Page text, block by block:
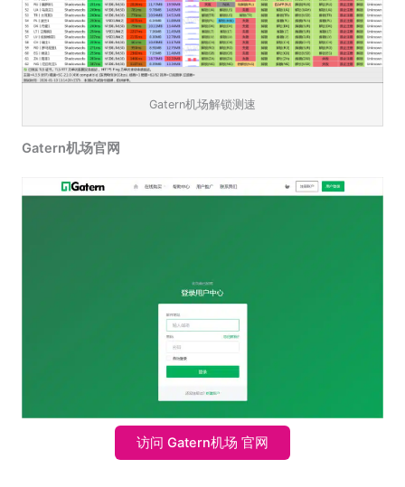
Gatern机场解锁测速
Gatern机场官网
访问 Gatern机场 官网